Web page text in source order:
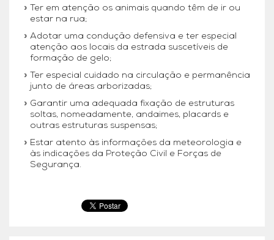
Ter em atenção os animais quando têm de ir ou
estar na rua;
Adotar uma condução defensiva e ter especial
atenção aos locais da estrada suscetíveis de
formação de gelo;
Ter especial cuidado na circulação e permanência
junto de áreas arborizadas;
Garantir uma adequada fixação de estruturas
soltas, nomeadamente, andaimes, placards e
outras estruturas suspensas;
Estar atento às informações da meteorologia e
às indicações da Proteção Civil e Forças de
Segurança.